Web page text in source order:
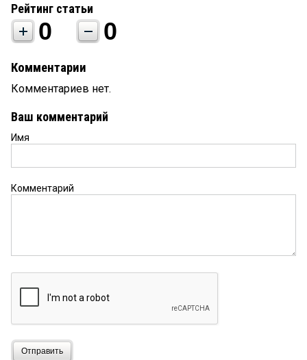
Рейтинг статьи
0 0
Комментарии
Комментариев нет.
Ваш комментарий
Имя
Комментарий
Отправить